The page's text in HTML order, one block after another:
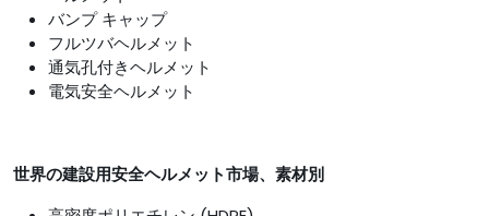
バンプ キャップ
フルツバヘルメット
通気孔付きヘルメット
電気安全ヘルメット
世界の建設用安全ヘルメット市場、素材別